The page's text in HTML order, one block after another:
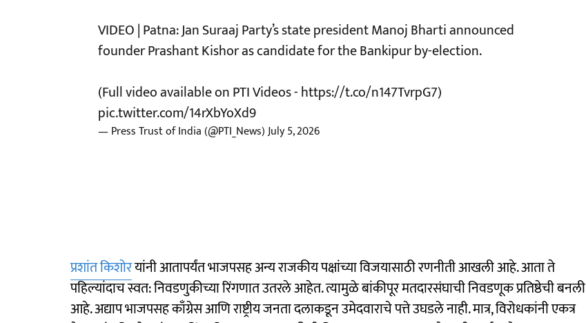
VIDEO | Patna: Jan Suraaj Party’s state president Manoj Bharti announced
founder Prashant Kishor as candidate for the Bankipur by-election.
(Full video available on PTI Videos -https://t.co/n147TvrpG7)
pic.twitter.com/14rXbYoXd9
— Press Trust of India (@PTI_News)July 5, 2026
प्रशांत किशोरयांनी आतापर्यंत भाजपसह अन्य राजकीय पक्षांच्या विजयासाठी रणनीती आखली आहे. आता ते
पहिल्यांदाच स्वत: निवडणुकीच्या रिंगणात उतरले आहेत. त्यामुळे बांकीपूर मतदारसंघाची निवडणूक प्रतिष्ठेची बनली
आहे. अद्याप भाजपसह काँग्रेस आणि राष्ट्रीय जनता दलाकडून उमेदवाराचे पत्ते उघडले नाही. मात्र, विरोधकांनी एकत्र